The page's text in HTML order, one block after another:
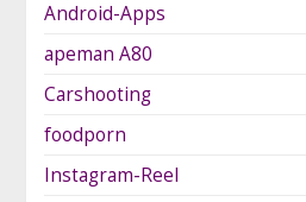
Android-Apps
apeman A80
Carshooting
foodporn
Instagram-Reel